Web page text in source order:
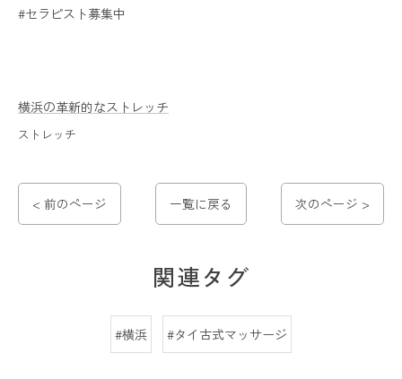
#セラピスト募集中
横浜の革新的なストレッチ
ストレッチ
< 前のページ 一覧に戻る 次のページ >
関連タグ
#横浜 #タイ古式マッサージ